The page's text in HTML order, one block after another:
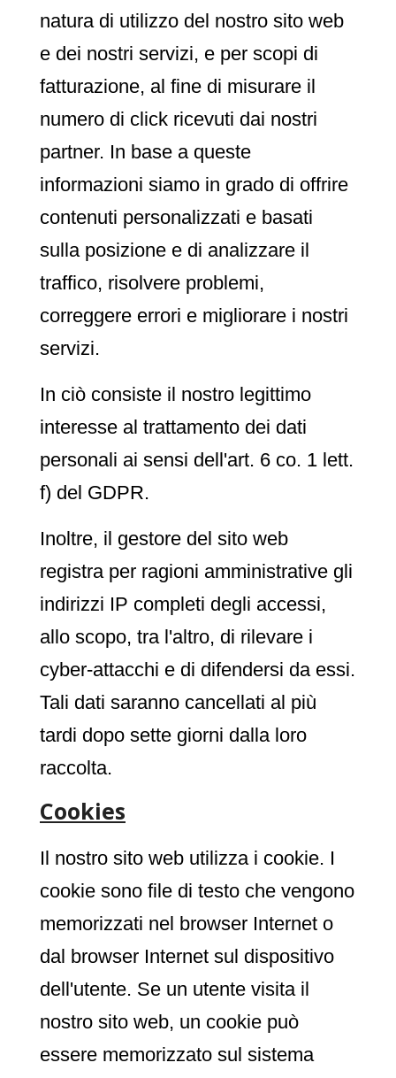
natura di utilizzo del nostro sito web
e dei nostri servizi, e per scopi di
fatturazione, al fine di misurare il
numero di click ricevuti dai nostri
partner. In base a queste
informazioni siamo in grado di offrire
contenuti personalizzati e basati
sulla posizione e di analizzare il
traffico, risolvere problemi,
correggere errori e migliorare i nostri
servizi.
In ciò consiste il nostro legittimo
interesse al trattamento dei dati
personali ai sensi dell'art. 6 co. 1 lett.
f) del GDPR.
Inoltre, il gestore del sito web
registra per ragioni amministrative gli
indirizzi IP completi degli accessi,
allo scopo, tra l'altro, di rilevare i
cyber-attacchi e di difendersi da essi.
Tali dati saranno cancellati al più
tardi dopo sette giorni dalla loro
raccolta.
Cookies
Il nostro sito web utilizza i cookie. I
cookie sono file di testo che vengono
memorizzati nel browser Internet o
dal browser Internet sul dispositivo
dell'utente. Se un utente visita il
nostro sito web, un cookie può
essere memorizzato sul sistema